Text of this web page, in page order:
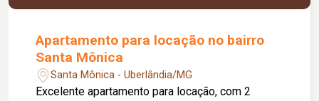
Apartamento para locação no bairro
Santa Mônica
Santa Mônica - Uberlândia/MG
Excelente apartamento para locação, com 2